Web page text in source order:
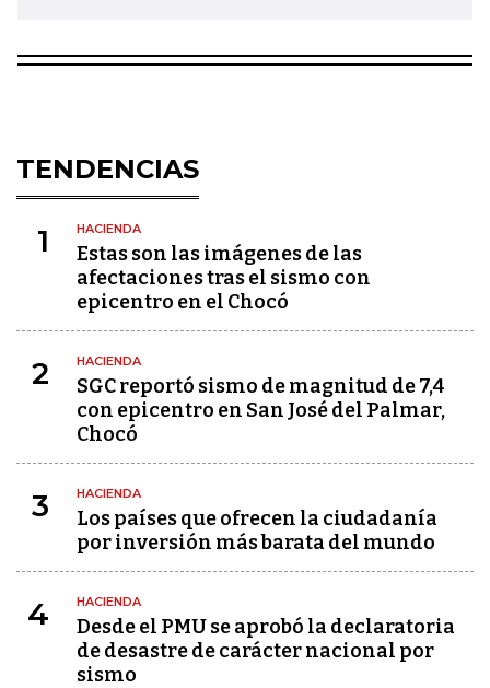
TENDENCIAS
1 HACIENDA
Estas son las imágenes de las
afectaciones tras el sismo con
epicentro en el Chocó
2 HACIENDA
SGC reportó sismo de magnitud de 7,4
con epicentro en San José del Palmar,
Chocó
3 HACIENDA
Los países que ofrecen la ciudadanía
por inversión más barata del mundo
4 HACIENDA
Desde el PMU se aprobó la declaratoria
de desastre de carácter nacional por
sismo